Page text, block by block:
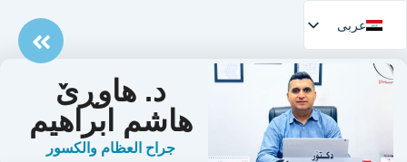
د. هاوڕێ
هاشم ابراهيم
جراح العظام والكسور
عربی